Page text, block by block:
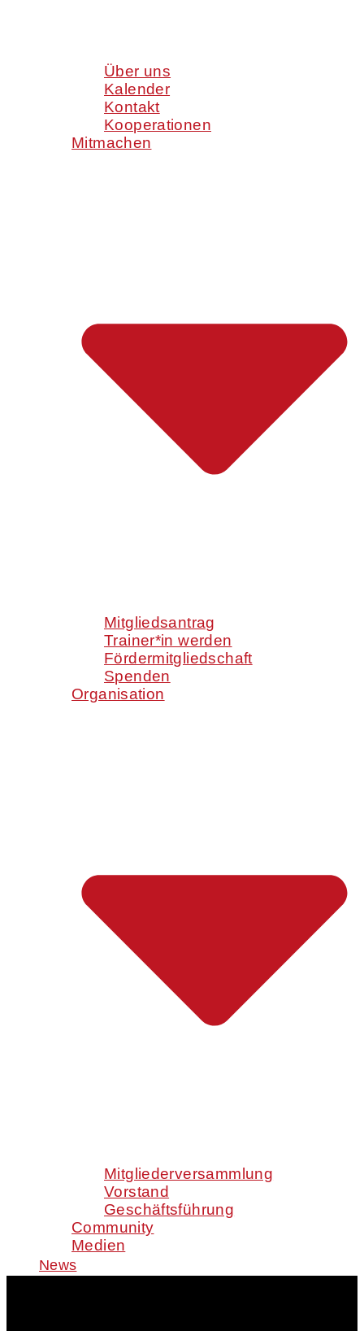
Über uns
Kalender
Kontakt
Kooperationen
Mitmachen
Mitgliedsantrag
Trainer*in werden
Fördermitgliedschaft
Spenden
Organisation
Mitgliederversammlung
Vorstand
Geschäftsführung
Community
Medien
News